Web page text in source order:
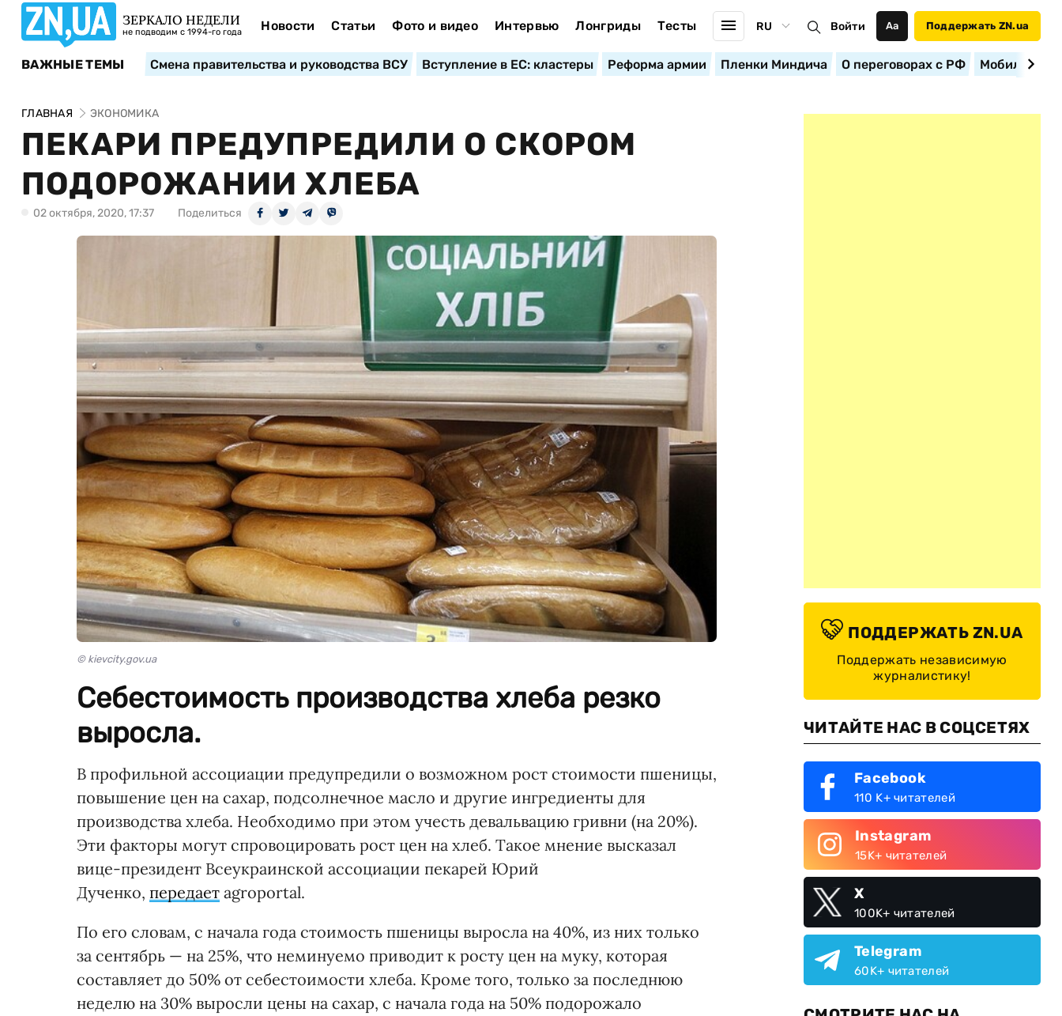
ЗЕРКАЛО НЕДЕЛИ
не подводим с 1994-го года Новости Статьи Фото и видео Интервью Лонгриды Тесты RU Войти Аа Поддержать ZN.ua
ВАЖНЫЕ ТЕМЫ Смена правительства и руководства ВСУ Вступление в ЕС: кластеры Реформа армии Пленки Миндича О переговорах с РФ
ГЛАВНАЯ ЭКОНОМИКА
ПЕКАРИ ПРЕДУПРЕДИЛИ О СКОРОМ
ПОДОРОЖАНИИ ХЛЕБА
02 октября, 2020, 17:37 Поделиться
© kievcity.gov.ua
Себестоимость производства хлеба резко
выросла.
В профильной ассоциации предупредили о возможном рост стоимости пшеницы,
повышение цен на сахар, подсолнечное масло и другие ингредиенты для
производства хлеба. Необходимо при этом учесть девальвацию гривни (на 20%).
Эти факторы могут спровоцировать рост цен на хлеб. Такое мнение высказал
вице-президент Всеукраинской ассоциации пекарей Юрий
Дученко, передает agroportal.
По его словам, с начала года стоимость пшеницы выросла на 40%, из них только
за сентябрь — на 25%, что неминуемо приводит к росту цен на муку, которая
составляет до 50% от себестоимости хлеба. Кроме того, только за последнюю
неделю на 30% выросли цены на сахар, с начала года на 50% подорожало
ПОДДЕРЖАТЬ ZN.UA
Поддержать независимую
журналистику!
ЧИТАЙТЕ НАС В СОЦСЕТЯХ
Facebook
110 K+ читателей
Instagram
15K+ читателей
X
100K+ читателей
Telegram
60K+ читателей